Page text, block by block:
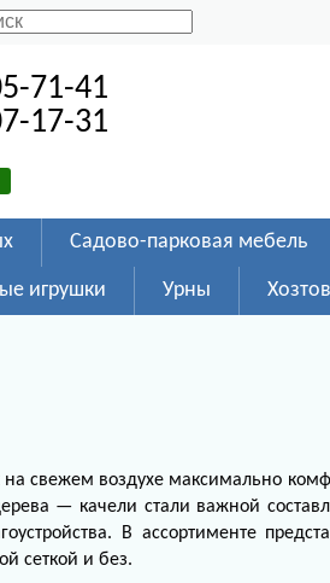
71-41
17-31
Садово-парковая мебель
игрушки Урны
свежем воздухе максимально
— качели стали важной
В ассортименте
сеткой и без.